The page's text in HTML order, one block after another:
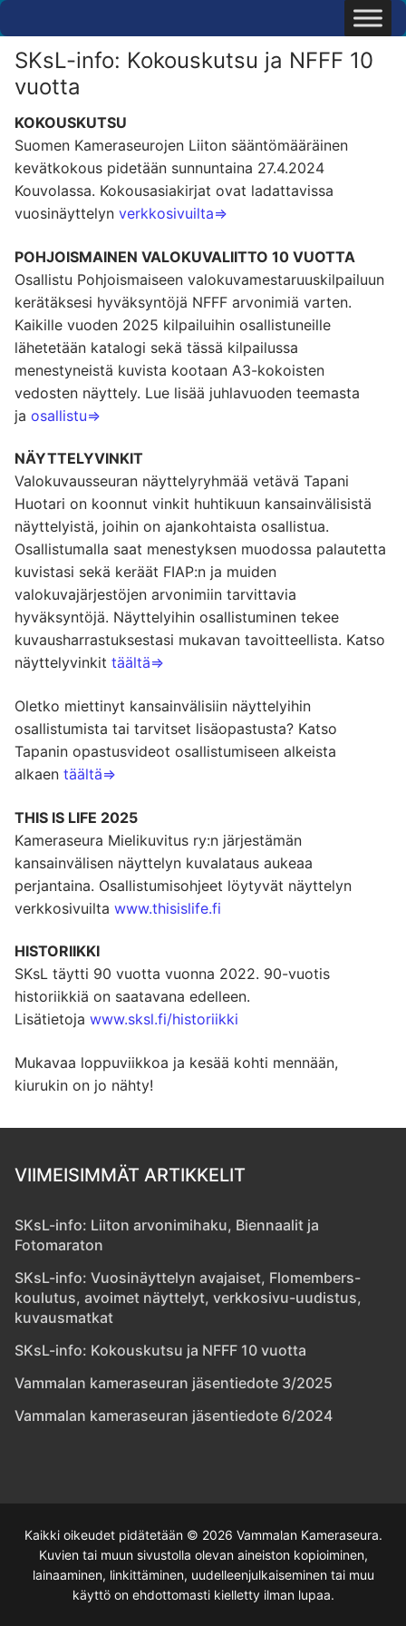
Hyppää
sisältöön
SKsL-info: Kokouskutsu ja NFFF 10
vuotta
KOKOUSKUTSU
Suomen Kameraseurojen Liiton sääntömääräinen
kevätkokous pidetään sunnuntaina 27.4.2024
Kouvolassa. Kokousasiakirjat ovat ladattavissa
vuosinäyttelyn verkkosivuilta=>
POHJOISMAINEN VALOKUVALIITTO 10 VUOTTA
Osallistu Pohjoismaiseen valokuvamestaruuskilpailuun
kerätäksesi hyväksyntöjä NFFF arvonimiä varten.
Kaikille vuoden 2025 kilpailuihin osallistuneille
lähetetään katalogi sekä tässä kilpailussa
menestyneistä kuvista kootaan A3-kokoisten
vedosten näyttely. Lue lisää juhlavuoden teemasta
ja osallistu=>
NÄYTTELYVINKIT
Valokuvausseuran näyttelyryhmää vetävä Tapani
Huotari on koonnut vinkit huhtikuun kansainvälisistä
näyttelyistä, joihin on ajankohtaista osallistua.
Osallistumalla saat menestyksen muodossa palautetta
kuvistasi sekä keräät FIAP:n ja muiden
valokuvajärjestöjen arvonimiin tarvittavia
hyväksyntöjä. Näyttelyihin osallistuminen tekee
kuvausharrastuksestasi mukavan tavoitteellista. Katso
näyttelyvinkit täältä=>
Oletko miettinyt kansainvälisiin näyttelyihin
osallistumista tai tarvitset lisäopastusta? Katso
Tapanin opastusvideot osallistumiseen alkeista
alkaen täältä=>
THIS IS LIFE 2025
Kameraseura Mielikuvitus ry:n järjestämän
kansainvälisen näyttelyn kuvalataus aukeaa
perjantaina. Osallistumisohjeet löytyvät näyttelyn
verkkosivuilta www.thisislife.fi
HISTORIIKKI
SKsL täytti 90 vuotta vuonna 2022. 90-vuotis
historiikkiä on saatavana edelleen.
Lisätietoja www.sksl.fi/historiikki
Mukavaa loppuviikkoa ja kesää kohti mennään,
kiurukin on jo nähty!
VIIMEISIMMÄT ARTIKKELIT
SKsL-info: Liiton arvonimihaku, Biennaalit ja
Fotomaraton
SKsL-info: Vuosinäyttelyn avajaiset, Flomembers-
koulutus, avoimet näyttelyt, verkkosivu-uudistus,
kuvausmatkat
SKsL-info: Kokouskutsu ja NFFF 10 vuotta
Vammalan kameraseuran jäsentiedote 3/2025
Vammalan kameraseuran jäsentiedote 6/2024
Kaikki oikeudet pidätetään © 2026 Vammalan Kameraseura.
Kuvien tai muun sivustolla olevan aineiston kopioiminen,
lainaaminen, linkittäminen, uudelleenjulkaiseminen tai muu
käyttö on ehdottomasti kielletty ilman lupaa.